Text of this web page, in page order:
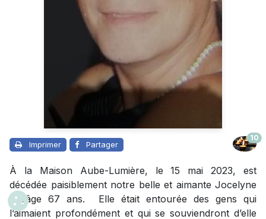
Imprimer Partager
10
À la Maison Aube-Lumière, le 15 mai 2023, est
décédée paisiblement notre belle et aimante Jocelyne
à l’âge 67 ans. Elle était entourée des gens qui
l’aimaient profondément et qui se souviendront d’elle